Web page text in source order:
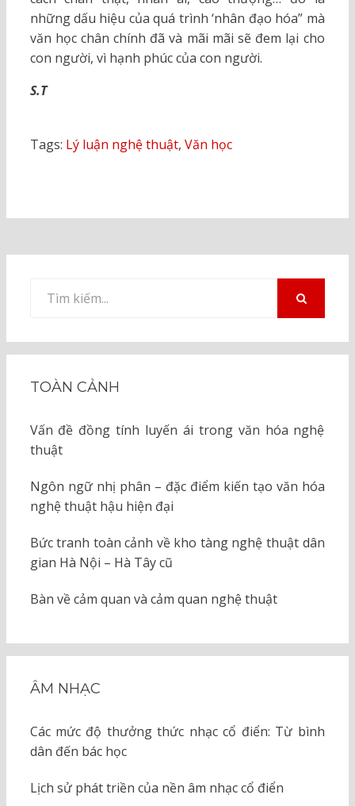
những dấu hiệu của quá trình ‘nhân đạo hóa” mà
văn học chân chính đã và mãi mãi sẽ đem lại cho
con người, vì hạnh phúc của con người.
S.T
Tags: Lý luận nghệ thuật, Văn học
kiếm
TOÀN CẢNH
Vấn đề đồng tính luyến ái trong văn hóa nghệ
thuật
Ngôn ngữ nhị phân – đặc điểm kiến tạo văn hóa
nghệ thuật hậu hiện đại
Bức tranh toàn cảnh về kho tàng nghệ thuật dân
gian Hà Nội – Hà Tây cũ
Bàn về cảm quan và cảm quan nghệ thuật
ÂM NHẠC
Các mức độ thưởng thức nhạc cổ điển: Từ bình
dân đến bác học
Lịch sử phát triền của nền âm nhạc cổ điển